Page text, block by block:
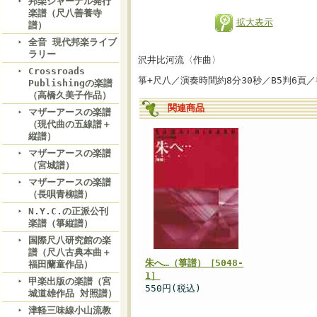
楽譜（尺八善養寺
譜）
全音 現代邦楽ライブ
ラリー
Crossroads
Publishingの楽譜
（高橋久美子作品）
マザーアースの楽譜
（現代曲の五線譜＋
縦譜）
マザーアースの楽譜
（宮城譜）
マザーアースの楽譜
（長唄青柳譜）
N.Y.C.の正派公刊
楽譜（箏縦譜）
国際尺八研究館の楽
譜（尺八古典本曲＋
福田蘭童作品）
甲楽出版の楽譜（宮
城道雄作品 対照譜）
津軽三味線小山流教
拡大表示
沢井比河流〈作曲〉
箏+尺八／演奏時間約8分30秒／B5判6頁
関連商品
朱へ…（箏譜）［5048-
1］
550円(税込)